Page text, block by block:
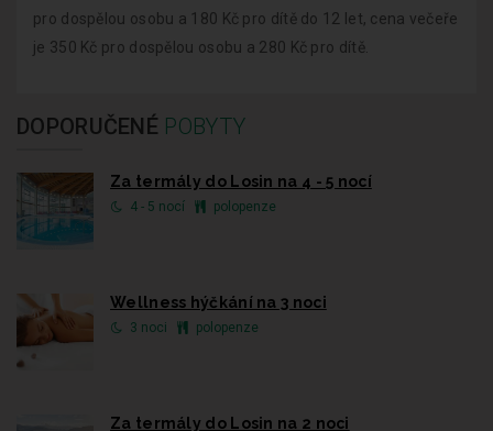
pro dospělou osobu a 180 Kč pro dítě do 12 let, cena večeře
je 350 Kč pro dospělou osobu a 280 Kč pro dítě.
DOPORUČENÉ POBYTY
Za termály do Losin na 4 - 5 nocí
4 - 5 nocí polopenze
Wellness hýčkání na 3 noci
3 noci polopenze
Za termály do Losin na 2 noci